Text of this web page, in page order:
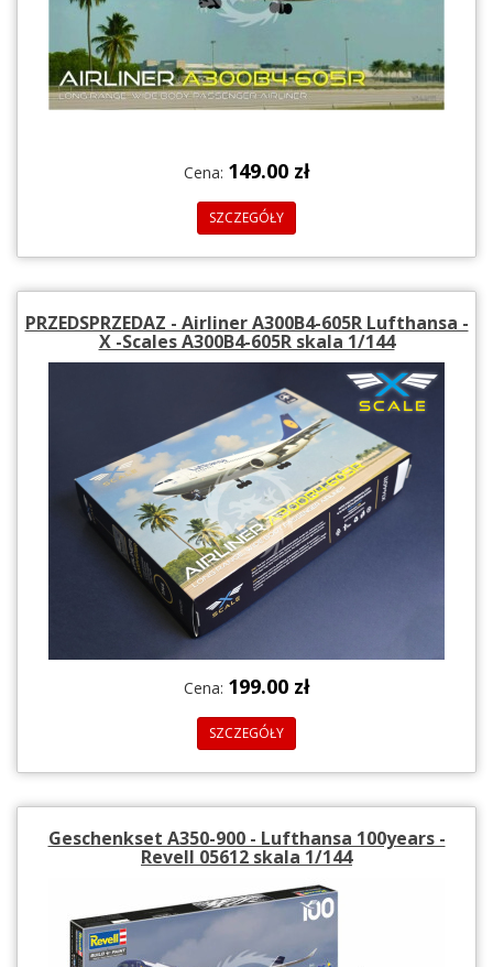
Cena: 149.00 zł
SZCZEGÓŁY
PRZEDSPRZEDAZ - Airliner A300B4-605R Lufthansa -
X -Scales A300B4-605R skala 1/144
Cena: 199.00 zł
SZCZEGÓŁY
Geschenkset A350-900 - Lufthansa 100years -
Revell 05612 skala 1/144